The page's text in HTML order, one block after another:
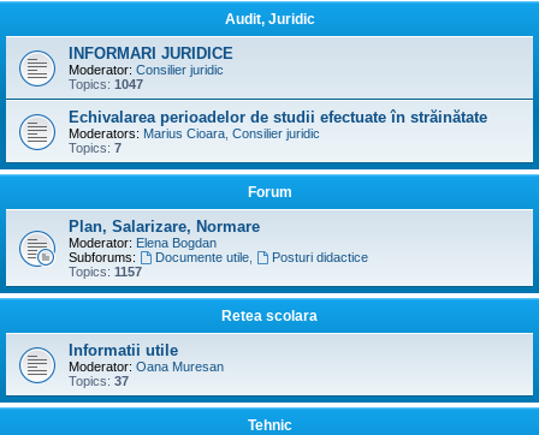
Audit, Juridic
INFORMARI JURIDICE
Moderator: Consilier juridic
Topics: 1047
Echivalarea perioadelor de studii efectuate în străinătate
Moderators: Marius Cioara Consilier juridic
Topics: 7
Forum
Plan, Salarizare, Normare
Moderator: Elena Bogdan
Subforums:
Documente utile,
Posturi didactice
Topics: 1157
Retea scolara
Informatii utile
Moderator: Oana Muresan
Topics: 37
Tehnic